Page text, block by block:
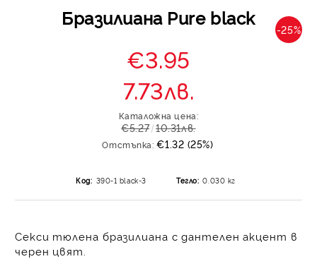
Бразилиана Pure black
-25%
€3.95
7.73лв.
Каталожна цена:
€5.27 10.31лв.
Отстъпка: €1.32 (25%)
Код: 390-1 black-3 Тегло: 0.030 кг
Секси тюлена бразилиана с дантелен акцент в
черен цвят.